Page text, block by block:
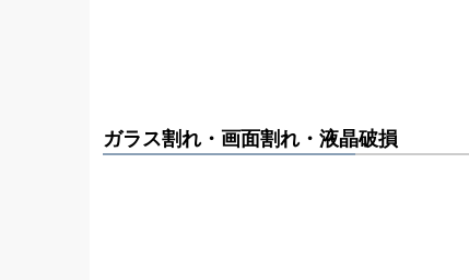
ガラス割れ・画面割れ・液晶破損